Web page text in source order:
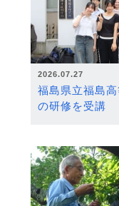
2026.07.27
福島県立福島
の研修を受講